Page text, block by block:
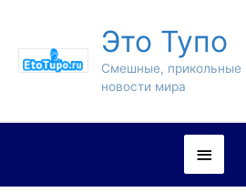
Это Тупо
Смешные, прикольные
новости мира